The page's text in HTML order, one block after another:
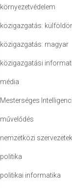
környezetvédelem
közigazgatás:
közigazgatás: magyar
közigazgatási
média
Mesterséges
művelődés
nemzetközi szervezetek
politika
politikai informatika